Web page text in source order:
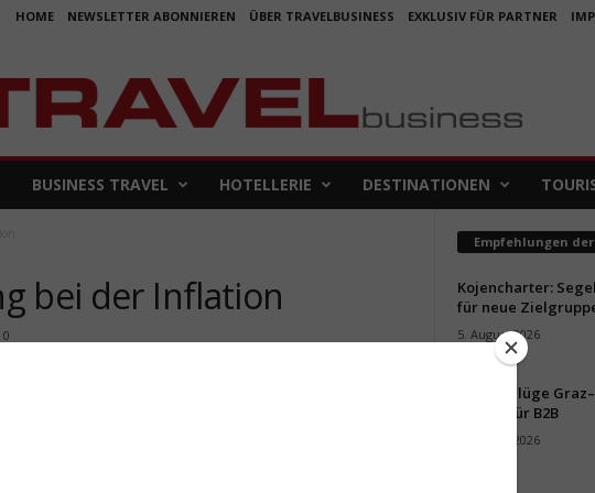
HOME NEWSLETTER ABONNIEREN ÜBER TRAVELBUSINESS EXKLUSIV FÜR PARTNER
BUSINESS TRAVEL HOTELLERIE DESTINATIONEN
bei der Inflation
0
Empfehlungen
Kojencharter:
für neue
5. August 2026
Aus für Flüge
Folgen für B2B
4. August 2026